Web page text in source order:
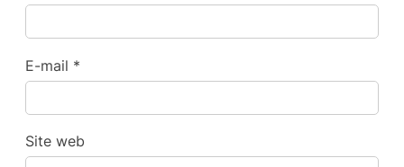
E-mail *
Site web